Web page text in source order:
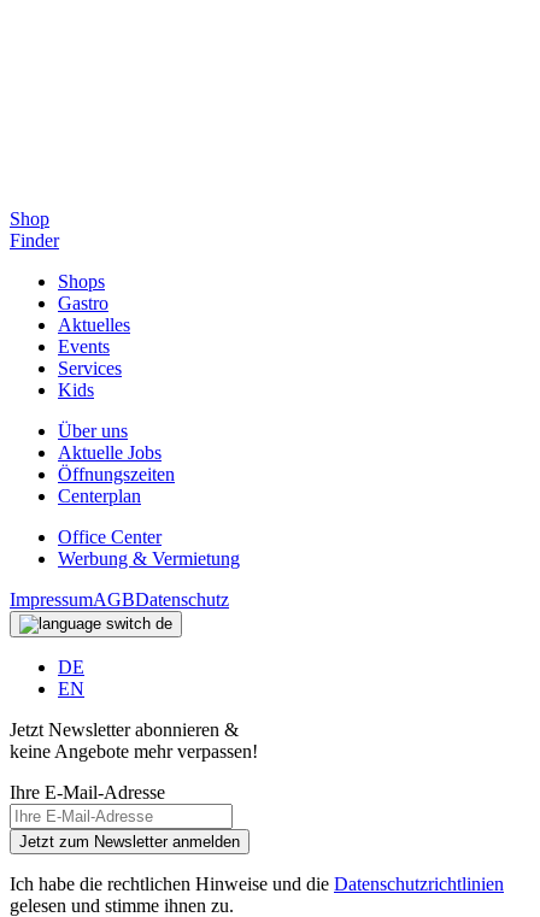
Shop
Finder
Shops
Gastro
Aktuelles
Events
Services
Kids
Über uns
Aktuelle Jobs
Öffnungszeiten
Centerplan
Office Center
Werbung & Vermietung
ImpressumAGBDatenschutz
de
DE
EN
Jetzt Newsletter abonnieren &
keine Angebote mehr verpassen!
Ihre E-Mail-Adresse
Jetzt zum Newsletter anmelden
Ich habe die rechtlichen Hinweise und die Datenschutzrichtlinien
gelesen und stimme ihnen zu.